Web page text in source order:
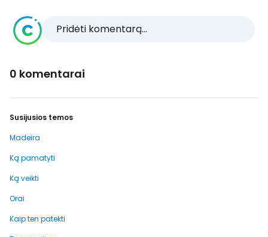
Pridėti komentarą...
0 komentarai
Susijusios temos
Madeira
Ką pamatyti
Ką veikti
Orai
Kaip ten patekti